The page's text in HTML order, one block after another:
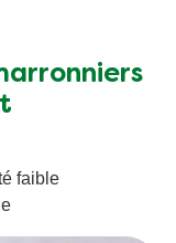
faible